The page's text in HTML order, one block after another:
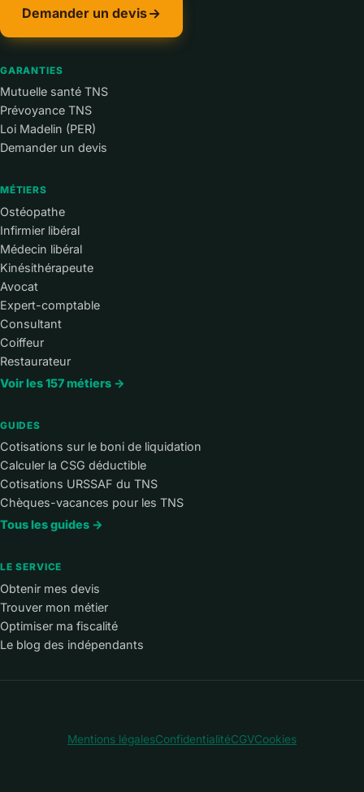
Demander un devis
GARANTIES
Mutuelle santé TNS
Prévoyance TNS
Loi Madelin (PER)
Demander un devis
MÉTIERS
Ostéopathe
Infirmier libéral
Médecin libéral
Kinésithérapeute
Avocat
Expert-comptable
Consultant
Coiffeur
Restaurateur
Voir les 157 métiers →
GUIDES
Cotisations sur le boni de liquidation
Calculer la CSG déductible
Cotisations URSSAF du TNS
Chèques-vacances pour les TNS
Tous les guides →
LE SERVICE
Obtenir mes devis
Trouver mon métier
Optimiser ma fiscalité
Le blog des indépendants
Mentions légalesConfidentialitéCGVCookies